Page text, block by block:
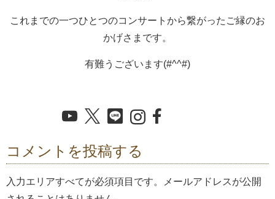
これまでの一つひとつのコンサートから繋がったご縁のお
かげさまです。
有難うございます(#^^#)
コメントを投稿する
入力エリアすべてが必須項目です。メールアドレスが公開